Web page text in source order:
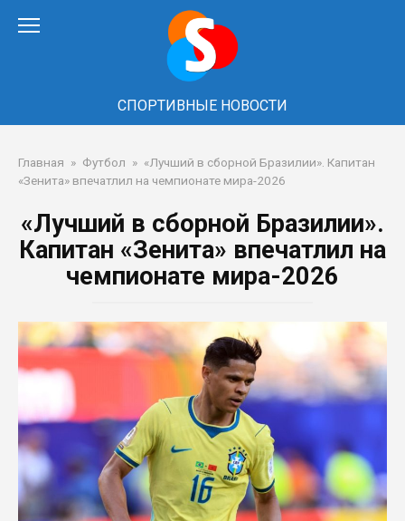
СПОРТИВНЫЕ НОВОСТИ
Главная » Футбол » «Лучший в сборной Бразилии». Капитан
«Зенита» впечатлил на чемпионате мира-2026
«Лучший в сборной Бразилии».
Капитан «Зенита» впечатлил на
чемпионате мира-2026